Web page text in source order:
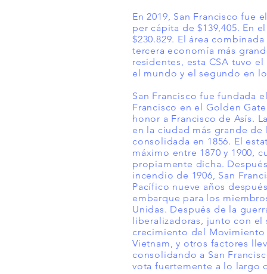
En 2019, San Francisco
per cápita de $139,405. En
$230.829. El área
tercera economía más
residentes, esta CSA tuvo
el mundo y el segundo en
San Francisco fue fundada
Francisco en el Golden
honor a Francisco de Asís.
en la ciudad más grande
consolidada en 1856. El
máximo entre 1870 y 1900,
propiamente dicha.
incendio de 1906, San
Pacífico nueve años
embarque para los
Unidas. Después de la
liberalizadoras, junto con
crecimiento del Movimiento
Vietnam, y otros factores
consolidando a San
vota fuertemente a lo largo